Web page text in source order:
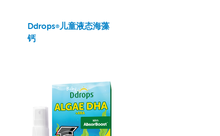
Ddrops®儿童液态海藻
钙